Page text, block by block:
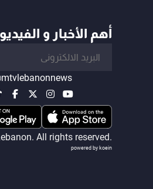
أهم الأخبار و
All rights reserved.
powered by koein